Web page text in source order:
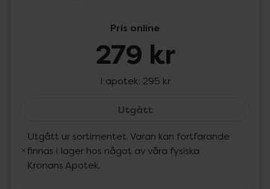
Pris online
279 kr
I apotek: 295 kr
UtgåttKIKI Health Alkaline
Utgått ur sortimentet. Varan kan fortfarande
finnas i lager hos något av våra fysiska
Kronans Apotek.